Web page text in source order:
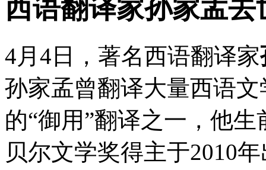
西语翻译家孙家孟去
4月4日，著名西语翻译家
孙家孟曾翻译大量西语
的“御用”翻译之一，他
贝尔文学奖得主于2010